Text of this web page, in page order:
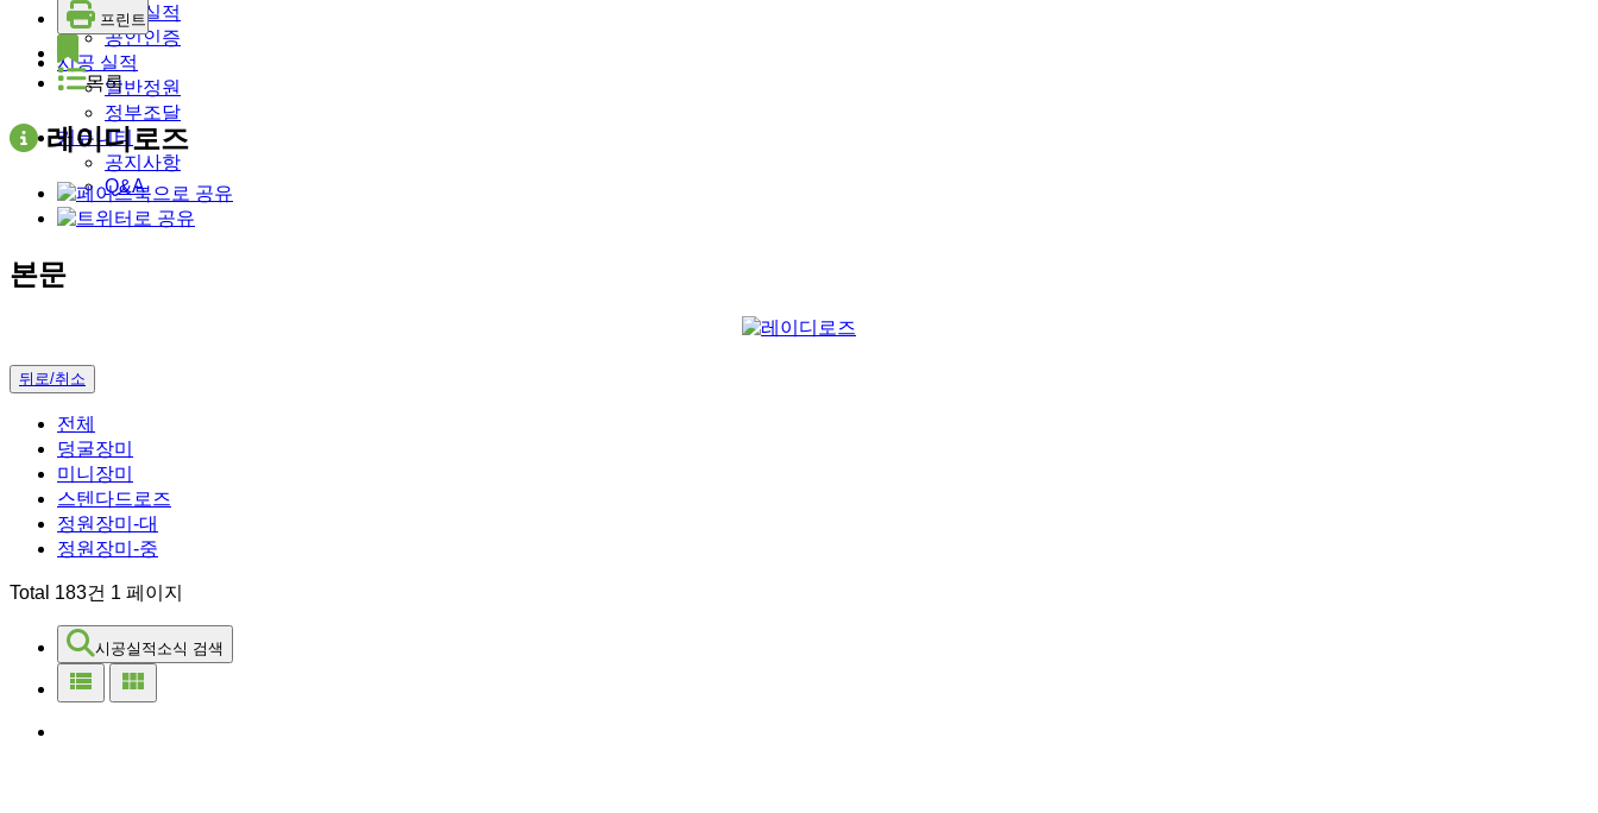
수상실적
공인인증
시공 실적
일반정원
정부조달
커뮤니티
공지사항
Q&A
프린트
목록
레이디로즈
본문
뒤로/취소
전체
덩굴장미
미니장미
스텐다드로즈
정원장미-대
정원장미-중
Total 183건 1 페이지
시공실적소식 검색
view_list view_module